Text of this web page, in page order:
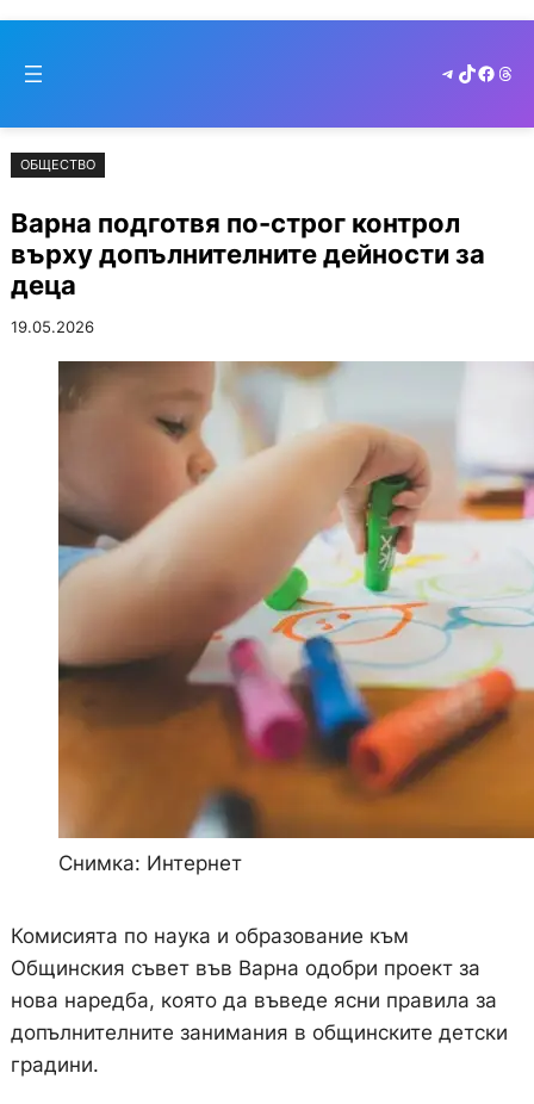
съдържанието
to
Telegram
TikTok
ОБЩЕСТВО
Варна подготвя по-строг контрол
върху допълнителните дейности за
деца
19.05.2026
Снимка: Интернет
Комисията по наука и образование към
Общинския съвет във Варна одобри проект за
нова наредба, която да въведе ясни правила за
допълнителните занимания в общинските детски
градини.